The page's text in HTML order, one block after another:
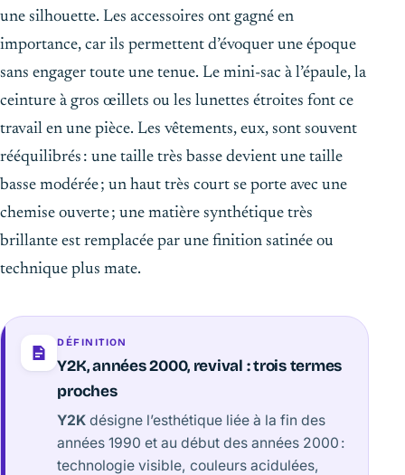
une silhouette. Les accessoires ont gagné en
importance, car ils permettent d’évoquer une époque
sans engager toute une tenue. Le mini-sac à l’épaule, la
ceinture à gros œillets ou les lunettes étroites font ce
travail en une pièce. Les vêtements, eux, sont souvent
rééquilibrés : une taille très basse devient une taille
basse modérée ; un haut très court se porte avec une
chemise ouverte ; une matière synthétique très
brillante est remplacée par une finition satinée ou
technique plus mate.
DÉFINITION
Y2K, années 2000, revival : trois termes
proches
Y2K désigne l’esthétique liée à la fin des
années 1990 et au début des années 2000 :
technologie visible, couleurs acidulées,